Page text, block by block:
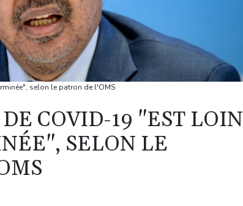
selon le patron de l'OMS
COVID-19 "EST LOIN
SELON LE